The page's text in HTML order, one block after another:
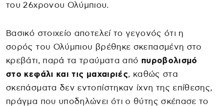
του 26χρονου Ολύμπιου.
Βασικό στοιχείο αποτελεί το γεγονός ότι η
σορός του Ολύμπιου βρέθηκε σκεπασμένη στο
κρεβάτι, παρά τα τραύματα από πυροβολισμό
στο κεφάλι και τις μαχαιριές, καθώς στα
σκεπάσματα δεν εντοπίστηκαν ίχνη της επίθεσης,
πράγμα που υποδηλώνει ότι ο θύτης σκέπασε το